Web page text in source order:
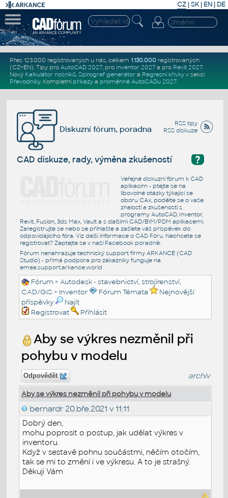
CZ | SK| EN | DE
Přes 123.000 registrovaných u nás, celkem 1.130.000registrovaných
(CZ+EN). Tipy pro AutoCAD 2027, pro Inventor 2027a pro Revit 2027.
Nový Kalkulátor nosníků, Spirograf generátor a Regresní křivkyv sekci
Převodníky. Kompletní příkazya proměnné AutoCADu 2027.
RSS tipy
RSS diskuze
Diskuzní fórum, poradna
?
CAD diskuze, rady, výměna zkušeností
Veřejné diskuzní fórum k CAD
aplikacím - ptejte se na
libovolné otázky týkající se
oboru CAx, podělte se o vaše
znalosti a zkušenosti s
programy AutoCAD, Inventor,
Revit, Fusion, 3ds Max, Vault a s dalšími CAD/BIM/PDM aplikacemi.
Zaregistrujte se nebo se přihlašte a zašlete váš příspěvek do
odpovídajícího fóra. Viz další informace o CAD Fóru. Nechcete se
registrovat? Zeptejte se v naší Facebook poradně.
Fórum nenahrazuje technický support firmy ARKANCE (CAD
Studio) - přímá podpora pro zákazníky funguje na
emea.support.arkance.world
Fórum >Autodesk - stavebnictví, strojírenství,
CAD/GIS > Inventor Fórum Témata
Nejnovější
příspěvky
Najít
Registrovat
Přihlásit
Aby se výkres nezměnil při
pohybu v modelu
Odpovědět archiv
Aby se výkres nezměnil při pohybu v modelu
bernardr 20.bře.2021 v 11:11
Dobrý den,
mohu poprosit o postup, jak udělat výkres v
inventoru.
Když v sestavě pohnu součástmi, něčím otočím,
tak se mi to změní i ve výkresu. A to je strašný.
Děkuji Vám